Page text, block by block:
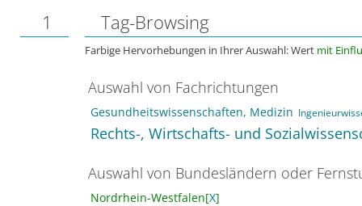
1 Tag-Browsing
Farbige Hervorhebungen in Ihrer Auswahl: Wert mit
Auswahl von Fachrichtungen
Gesundheitswissenschaften, Medizin
Rechts-, Wirtschafts- und
Auswahl von Bundesländern oder
Nordrhein-Westfalen[X]